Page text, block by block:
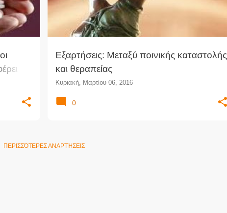
Εξαρτήσεις: Μεταξύ ποινικής καταστολής
και θεραπείας
Κυριακή, Μαρτίου 06, 2016
0
ΠΕΡΙΣΣΌΤΕΡΕΣ ΑΝΑΡΤΉΣΕΙΣ